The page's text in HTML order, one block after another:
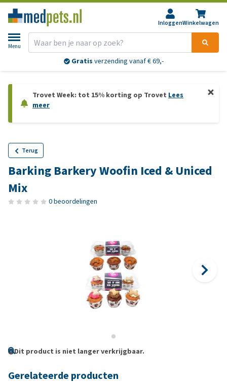
InloggenWinkelwagen
Menu
Gratis verzending vanaf € 69,-
Trovet Week: tot 15% korting op Trovet Lees
meer
Terug
Barking Barkery Woofin Iced & Uniced
Mix
0 beoordelingen
Dit product is niet langer verkrijgbaar.
Gerelateerde producten